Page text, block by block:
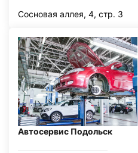
Сосновая аллея, 4, стр. 3
Автосервис Подольск